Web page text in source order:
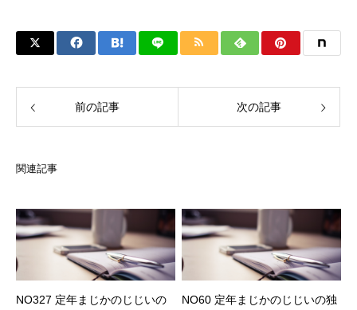
前の記事 次の記事
関連記事
NO327 定年まじかのじじいの
NO60 定年まじかのじじいの独